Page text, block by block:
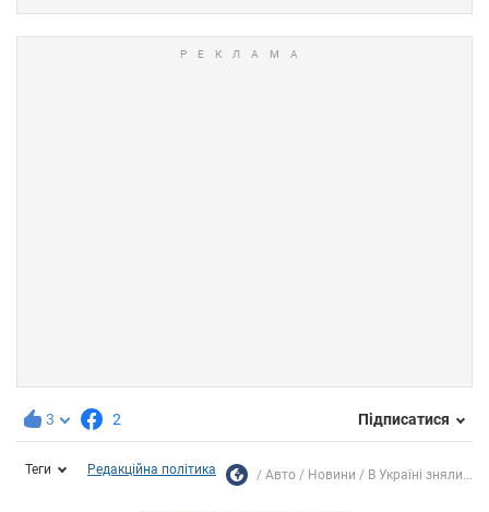
3 2 Підписатися
Теги Редакційна політика Авто Новини В Україні зняли...